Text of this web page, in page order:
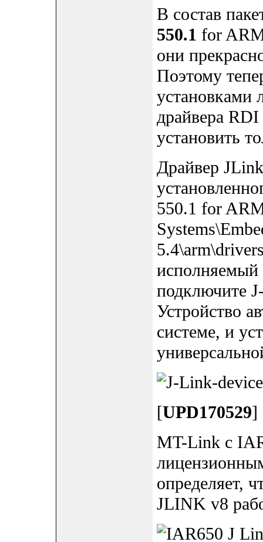
В состав
550.1 for
они
Поэтому
установками
драйвера
установить
Драйвер
550.1 for
подключите
Устройство
системе, и
[UPD170529]
MT-Link с
определяет,
JLINK v8